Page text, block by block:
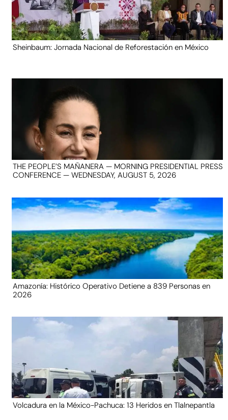
Sheinbaum: Jornada Nacional de Reforestación en México
THE PEOPLE’S MAÑANERA — MORNING PRESIDENTIAL PRESS
CONFERENCE — WEDNESDAY, AUGUST 5, 2026
Amazonía: Histórico Operativo Detiene a 839 Personas en
2026
Volcadura en la México-Pachuca: 13 Heridos en Tlalnepantla